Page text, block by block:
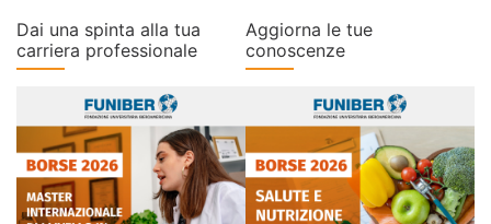
Dai una spinta alla tua
carriera professionale
Aggiorna le tue
conoscenze